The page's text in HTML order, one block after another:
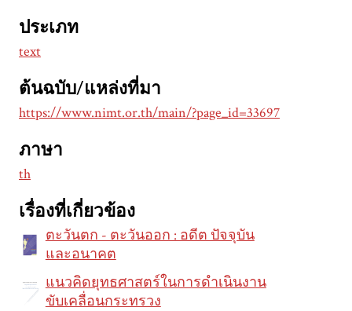
ประเภท
text
ต้นฉบับ/แหล่งที่มา
https://www.nimt.or.th/main/?page_id=33697
ภาษา
th
เรื่องที่เกี่ยวข้อง
ตะวันตก - ตะวันออก : อดีต ปัจจุบัน
และอนาคต
แนวคิดยุทธศาสตร์ในการดำเนินงาน
ขับเคลื่อนกระทรวง